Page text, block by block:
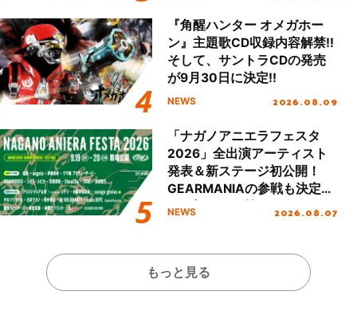
『角醒ハンター オメガホー
ン』主題歌CD収録内容解禁!!
そして、サントラCDの発売
が9月30日に決定!!
NEWS 2026.08.09
「ナガノアニエラフェスタ
2026」全出演アーティスト
発表＆新ステージ初公開！
GEARMANIAの参戦も決定
し、初となる第3ステージの
NEWS 2026.08.07
もっと見る